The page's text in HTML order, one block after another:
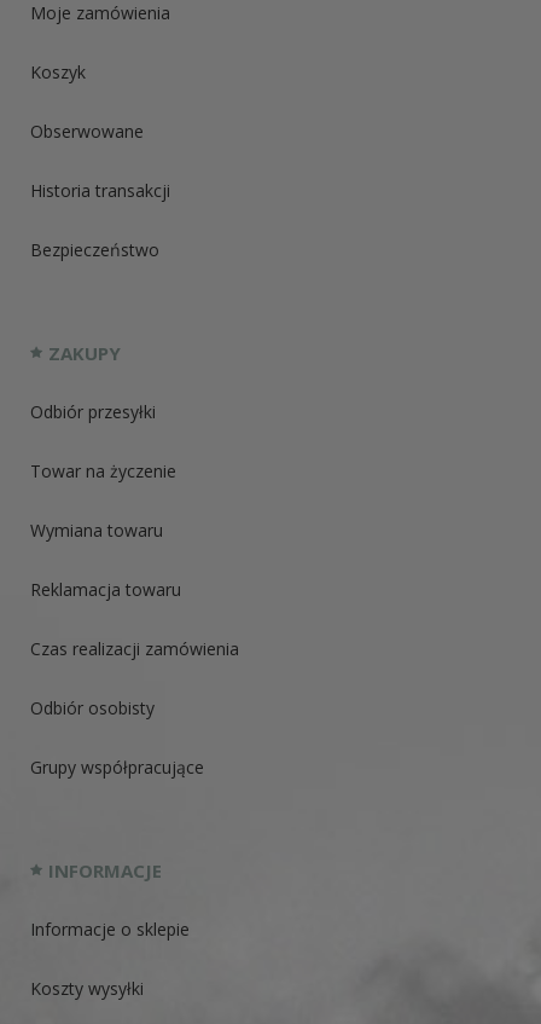
Moje zamówienia
Koszyk
Obserwowane
Historia transakcji
Bezpieczeństwo
ZAKUPY
Odbiór przesyłki
Towar na życzenie
Wymiana towaru
Reklamacja towaru
Czas realizacji zamówienia
Odbiór osobisty
Grupy współpracujące
INFORMACJE
Informacje o sklepie
Koszty wysyłki